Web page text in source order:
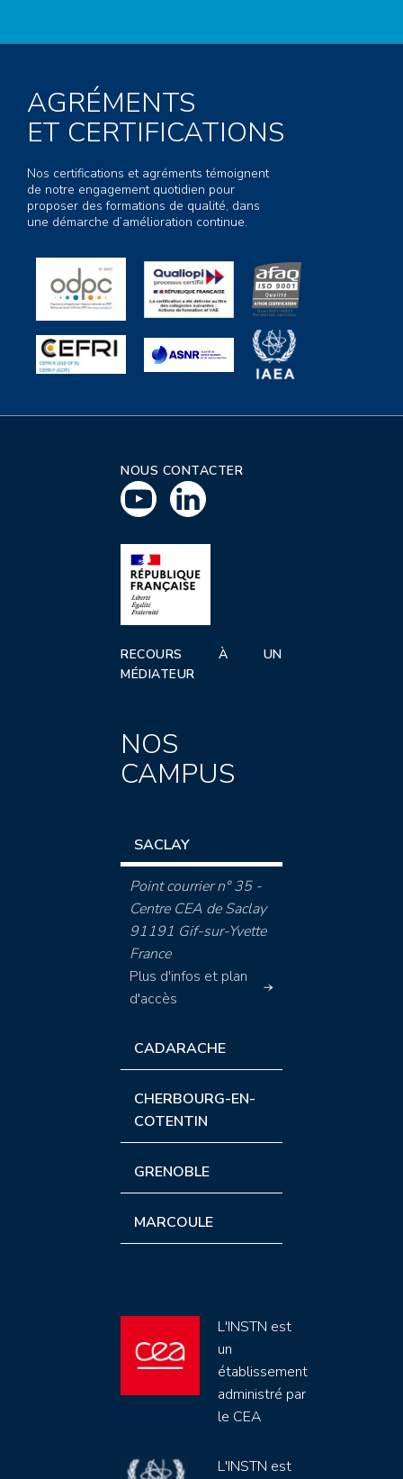
AGRÉMENTS
ET CERTIFICATIONS
Nos certifications et agréments témoignent
de notre engagement quotidien pour
proposer des formations de qualité, dans
une démarche d’amélioration continue.
NOUS CONTACTER
RECOURS À UN
MÉDIATEUR
NOS
CAMPUS
SACLAY
Point courrier n° 35 -
Centre CEA de Saclay
91191 Gif-sur-Yvette
France
Plus d'infos et plan
d'accès
CADARACHE
CHERBOURG-EN-
COTENTIN
GRENOBLE
MARCOULE
L'INSTN est
un
établissement
administré par
le CEA
L'INSTN est